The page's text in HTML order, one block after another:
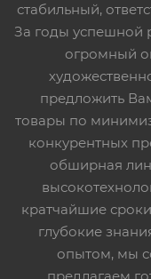
стабильный,
За годы успешной
огромный
предложить
товары по
конкурентных
обширная
кратчайшие
глубокие
опытом, мы